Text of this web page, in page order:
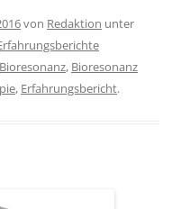
von Redaktion unter
Bioresonanz, Bioresonanz
, Erfahrungsbericht.